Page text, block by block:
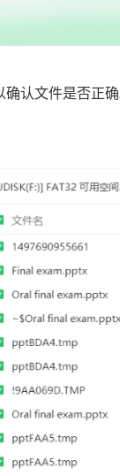
确认文件是否正